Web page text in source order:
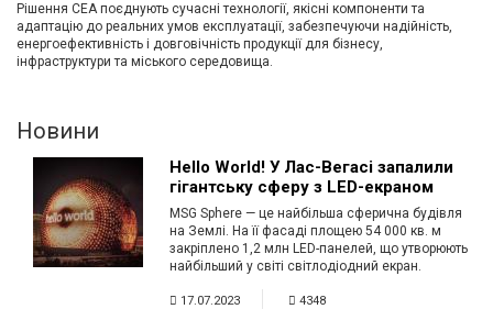
Рішення CEA поєднують сучасні технології, якісні компоненти та
адаптацію до реальних умов експлуатації, забезпечуючи надійність,
енергоефективність і довговічність продукції для бізнесу,
інфраструктури та міського середовища.
Новини
Hello World! У Лас-Вегасі запалили
гігантську сферу з LED-екраном
MSG Sphere — це найбільша сферична будівля
на Землі. На її фасаді площею 54 000 кв. м
закріплено 1,2 млн LED-панелей, що утворюють
найбільший у світі світлодіодний екран.
17.07.2023 4348